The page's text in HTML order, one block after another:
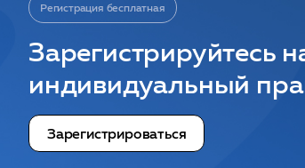
Регистрация бесплатная
Зарегистрируйтесь
индивидуальный
Зарегистрироваться